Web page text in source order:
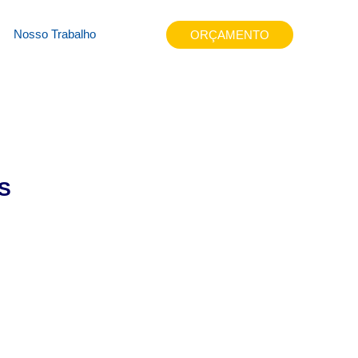
Nosso Trabalho ORÇAMENTO